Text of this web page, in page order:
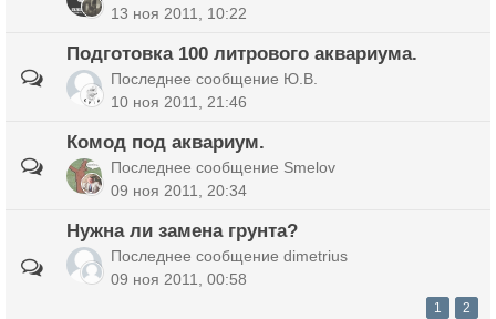
13 ноя 2011, 10:22
Подготовка 100 литрового аквариума.
Последнее сообщение Ю.В.
10 ноя 2011, 21:46
Комод под аквариум.
Последнее сообщение Smelov
09 ноя 2011, 20:34
Нужна ли замена грунта?
Последнее сообщение dimetrius
09 ноя 2011, 00:58
1 2